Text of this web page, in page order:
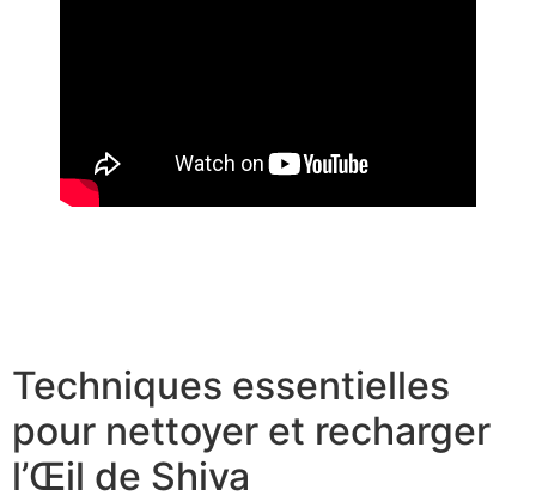
Techniques essentielles
pour nettoyer et recharger
l’Œil de Shiva